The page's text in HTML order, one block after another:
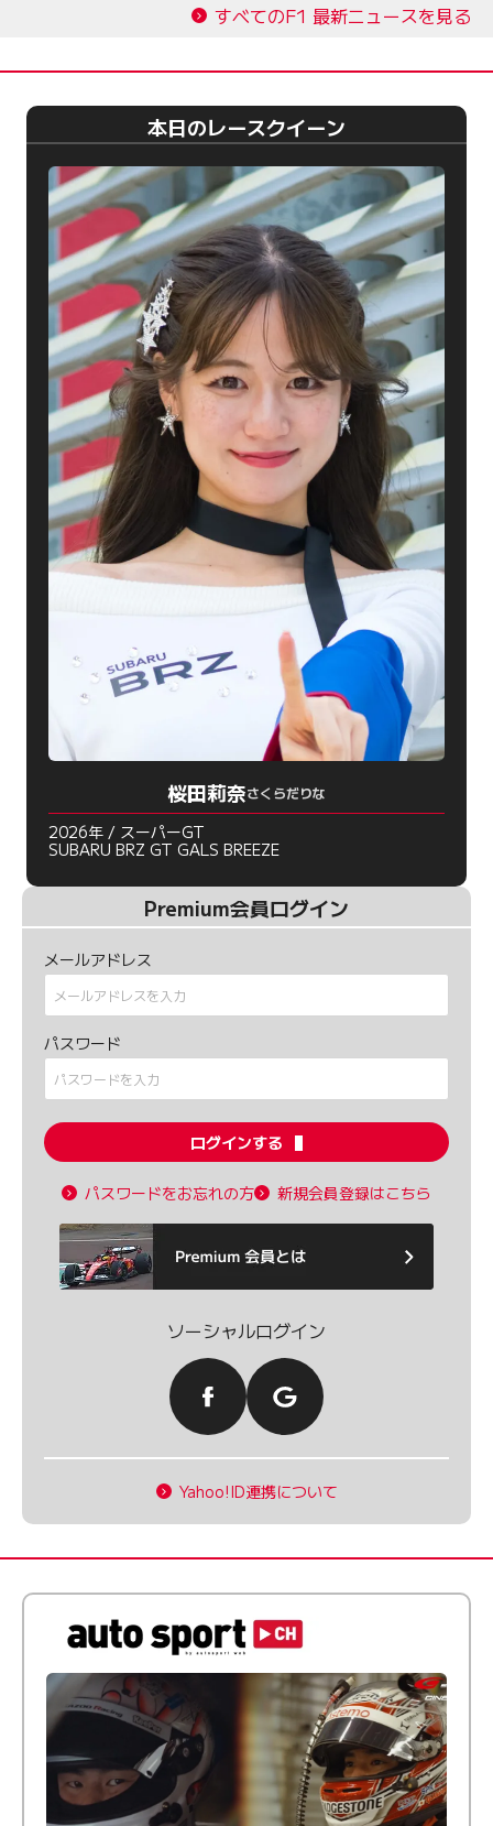
すべてのF1 最新ニュースを見る
本日のレースクイーン
桜田莉奈さくらだりな
2026年 / スーパーGT
SUBARU BRZ GT GALS BREEZE
Premium会員ログイン
メールアドレス
パスワード
ログインする
パスワードをお忘れの方 新規会員登録はこちら
ソーシャルログイン
Yahoo!ID連携について